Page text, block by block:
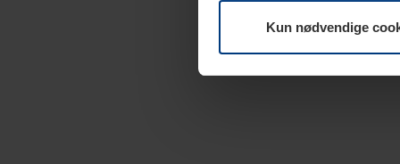
Kun nødvendige